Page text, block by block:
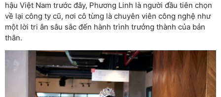
hậu Việt Nam trước đây, Phương Linh là người đầu tiên chọn
về lại công ty cũ, nơi cô từng là chuyên viên công nghệ như
một lời tri ân sâu sắc đến hành trình trưởng thành của bản
thân.